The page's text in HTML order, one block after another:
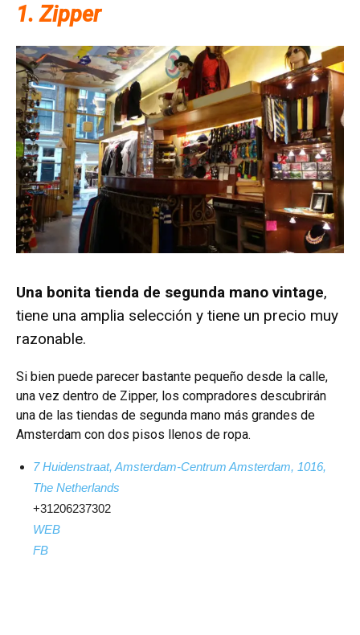
1. Zipper
Una bonita tienda de segunda mano vintage,
tiene una amplia selección y tiene un precio muy
razonable.
Si bien puede parecer bastante pequeño desde la calle,
una vez dentro de Zipper, los compradores descubrirán
una de las tiendas de segunda mano más grandes de
Amsterdam con dos pisos llenos de ropa.
7 Huidenstraat, Amsterdam-Centrum Amsterdam, 1016,
The Netherlands
+31206237302
WEB
FB